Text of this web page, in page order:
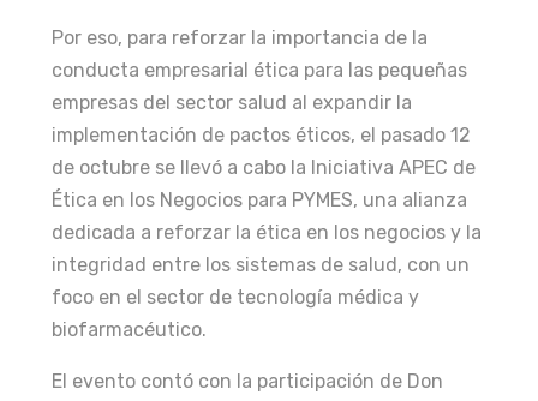
Por eso, para reforzar la importancia de la
conducta empresarial ética para las pequeñas
empresas del sector salud al expandir la
implementación de pactos éticos, el pasado 12
de octubre se llevó a cabo la Iniciativa APEC de
Ética en los Negocios para PYMES, una alianza
dedicada a reforzar la ética en los negocios y la
integridad entre los sistemas de salud, con un
foco en el sector de tecnología médica y
biofarmacéutico.
El evento contó con la participación de Don